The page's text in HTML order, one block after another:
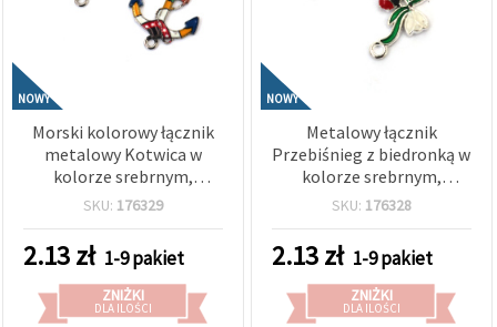
NOWY
Morski kolorowy łącznik
metalowy Kotwica w
kolorze srebrnym,
29x21,5x2 mm, otwór 1,5
SKU: 176329
2.13zł 1-9 pakiet
ZNIŻKI
DLA ILOŚCI
NOWY
Metalowy łącznik
Przebiśnieg z biedronką w
kolorze srebrnym,
23x12x2 mm, otwór 2 mm
SKU: 176328
2.13zł 1-9 pakiet
ZNIŻKI
DLA ILOŚCI